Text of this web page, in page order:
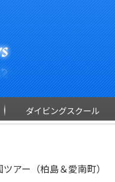
ダイビングスクール
アー（柏島＆愛南町）